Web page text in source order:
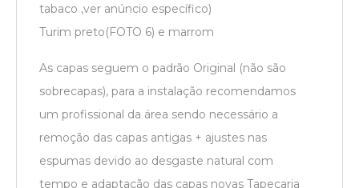
tabaco ,ver anúncio específico)
Turim preto(FOTO 6) e marrom
As capas seguem o padrão Original (não são
sobrecapas), para a instalação recomendamos
um profissional da área sendo necessário a
remoção das capas antigas + ajustes nas
espumas devido ao desgaste natural com
tempo e adaptação das capas novas Tapeçaria